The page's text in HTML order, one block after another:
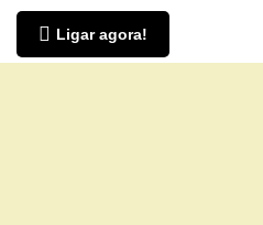
Ligar agora!